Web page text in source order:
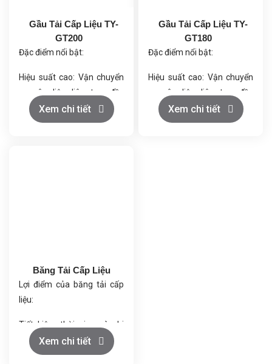
Gầu Tải Cấp Liệu TY-
GT200
Đặc điểm nổi bật:
Hiệu suất cao: Vận chuyển
nguyên liệu liên tục, đều
đặn, tăng năng suất sản
xuất.
tuổi thọ cao.
Tiết kiệm năng lượng: Thiết
kế tối ưu giúp giảm chi phí
vận hành.
Xem chi tiết
Gầu Tải Cấp Liệu TY-
GT180
Đặc điểm nổi bật:
Hiệu suất cao: Vận chuyển
nguyên liệu liên tục, đều
đặn, tăng năng suất sản
xuất.
Xem chi tiết
Băng Tải Cấp Liệu
Lợi điểm của băng tải cấp
liệu:
Tiết kiệm thời gian và chi
phí lao động.
Vận chuyển linh hoạt nhiều
Xem chi tiết